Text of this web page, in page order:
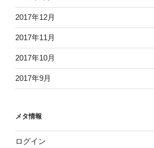
2017年12月
2017年11月
2017年10月
2017年9月
メタ情報
ログイン